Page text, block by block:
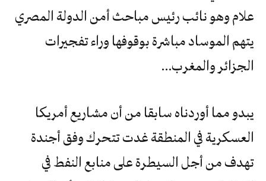
علام وهو نائب رئيس مباحث أمن الدولة المصري
يتهم الموساد مباشرة بوقوفها وراء تفجيرات
الجزائر والمغرب…
يبدو مما أوردناه سابقا من أن مشاريع أمريكا
العسكرية في المنطقة غدت تتحرك وفق أجندة
تهدف من أجل السيطرة على منابع النفط في